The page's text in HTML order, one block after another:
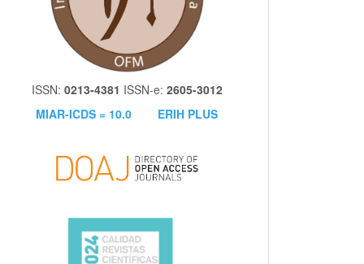
ISSN: 0213-4381 ISSN-e: 2605-3012
MIAR-ICDS = 10.0
ERIH PLUS